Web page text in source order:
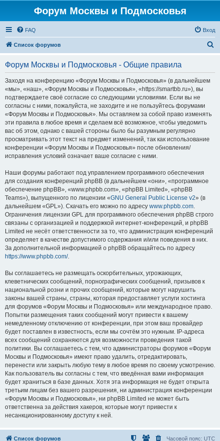
Форум Москвы и Подмосковья
FAQ Вход
Список форумов
Форум Москвы и Подмосковья - Общие правила
Заходя на конференцию «Форум Москвы и Подмосковья» (в дальнейшем
«мы», «наш», «Форум Москвы и Подмосковья», «https://smartbb.ru»), вы
подтверждаете своё согласие со следующими условиями. Если вы не
согласны с ними, пожалуйста, не заходите и не пользуйтесь форумами
«Форум Москвы и Подмосковья». Мы оставляем за собой право изменять
эти правила в любое время и сделаем всё возможное, чтобы уведомить
вас об этом, однако с вашей стороны было бы разумным регулярно
просматривать этот текст на предмет изменений, так как использование
конференции «Форум Москвы и Подмосковья» после обновления/
исправления условий означает ваше согласие с ними.
Наши форумы работают под управлением программного обеспечения
для создания конференций phpBB (в дальнейшем «они», «программное
обеспечение phpBB», «www.phpbb.com», «phpBB Limited», «phpBB
Teams»), выпущенного по лицензии «GNU General Public License v2» (в
дальнейшем «GPL»). Скачать его можно по адресу www.phpbb.com.
Ограничения лицензии GPL для программного обеспечения phpBB строго
связаны с организацией и поддержкой интернет-конференций, и phpBB
Limited не несёт ответственности за то, что администрация конференций
определяет в качестве допустимого содержания и/или поведения в них.
За дополнительной информацией о phpBB обращайтесь по адресу
https://www.phpbb.com/.
Вы соглашаетесь не размещать оскорбительных, угрожающих,
клеветнических сообщений, порнографических сообщений, призывов к
национальной розни и прочих сообщений, которые могут нарушить
законы вашей страны, страны, которая предоставляет услуги хостинга
для форумов «Форум Москвы и Подмосковья» или международное право.
Попытки размещения таких сообщений могут привести к вашему
немедленному отключению от конференции, при этом ваш провайдер
будет поставлен в известность, если мы сочтём это нужным. IP-адреса
всех сообщений сохраняются для возможности проведения такой
политики. Вы соглашаетесь с тем, что администраторы форумов «Форум
Москвы и Подмосковья» имеют право удалить, отредактировать,
перенести или закрыть любую тему в любое время по своему усмотрению.
Как пользователь вы согласны с тем, что введённая вами информация
будет храниться в базе данных. Хотя эта информация не будет открыта
третьим лицам без вашего разрешения, ни администрация конференции
«Форум Москвы и Подмосковья», ни phpBB Limited не может быть
ответственна за действия хакеров, которые могут привести к
несанкционированному доступу к ней.
Список форумов Часовой пояс: UTC